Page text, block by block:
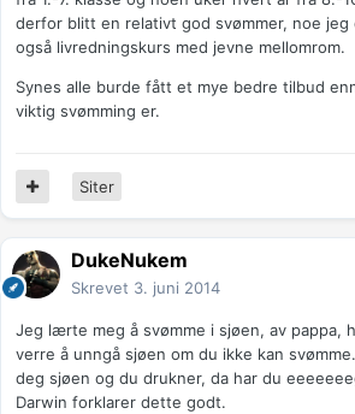
derfor blitt en relativt god svømmer, noe jeg
også livredningskurs med jevne mellomrom.
Synes alle burde fått et mye bedre tilbud
viktig svømming er.
Siter
DukeNukem
Skrevet 3. juni 2014
Jeg lærte meg å svømme i sjøen, av pappa,
verre å unngå sjøen om du ikke kan
deg sjøen og du drukner, da har du
Darwin forklarer dette godt.